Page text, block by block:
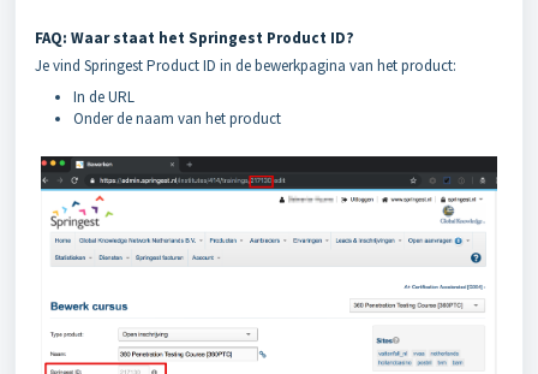
FAQ: Waar staat het Springest Product ID?
Je vind Springest Product ID in de bewerkpagina van het product:
In de URL
Onder de naam van het product